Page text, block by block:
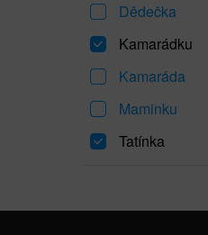
Dědečka
Kamarádku
Kamaráda
Maminku
Tatínka